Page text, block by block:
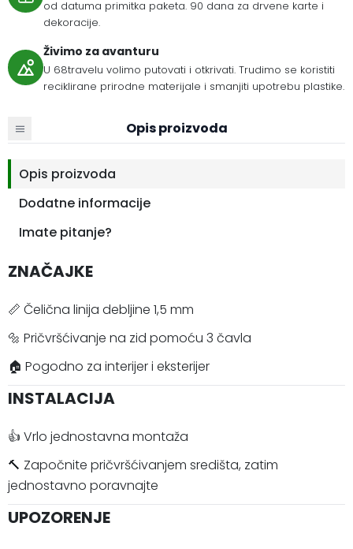
od datuma primitka paketa. 90 dana za drvene karte i
dekoracije.
Živimo za avanturu
U 68travelu volimo putovati i otkrivati. Trudimo se koristiti
reciklirane prirodne materijale i smanjiti upotrebu plastike.
Opis proizvoda
Opis proizvoda
Dodatne informacije
Imate pitanje?
ZNAČAJKE
📏 Čelična linija debljine 1,5 mm
🔩 Pričvršćivanje na zid pomoću 3 čavla
🏠 Pogodno za interijer i eksterijer
INSTALACIJA
👍 Vrlo jednostavna montaža
🔨 Započnite pričvršćivanjem središta, zatim
jednostavno poravnajte
UPOZORENJE